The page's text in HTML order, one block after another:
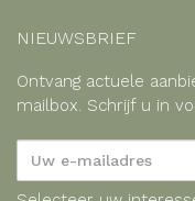
NIEUWSBRIEF
Ontvang actuele
mailbox. Schrijf u in